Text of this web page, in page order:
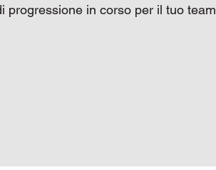
progressione in corso per il tuo team